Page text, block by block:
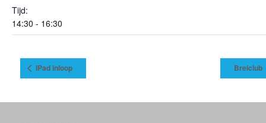
Tijd:
14:30 - 16:30
iPad inloop Breiclub